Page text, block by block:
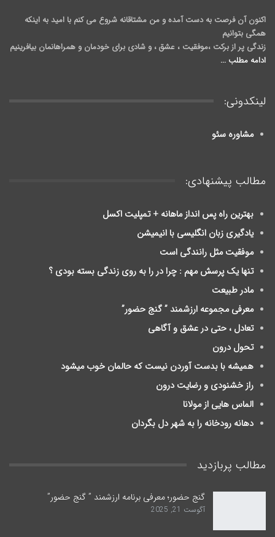
اکنون آن فرصت به دست آمده و من مشتاقانه شروع می کنم با امید به اینکه
همگی بتوانیم
زندگی پر از برکت ،موفقیت ، عشق ، و شادی برای خودمان و همراهانمان بیافرینیم
ادامه مطلب ...
لینکدونی:
مشاوره سئو
مطالب پیشنهادی:
بهترین راه پس انداز ماهانه + تمپلیت اکسل
یادگیری زبان انگلیسی با انیمیشن
موفقیت مثل رانندگی است
تنها یک پرسش مهم : چرا در را به روی زندگی بسته بودی ؟
مادر طبیعت
معرفی مجموعه ارزشمند ” گنج حضور”
تعادل ، حتی در عشق و آگاهی
تحول درون
ﻫﻤﯿﺸﻪ ﺑﺎ ﺑﺪﺳﺖ ﺁﻭﺭﺩﻥ ﻧﯿﺴﺖ ﮐﻪ ﺣﺎلمان ﺧﻮﺏ ﻣﯿﺸﻮﺩ
راز خشنودی و رضایت درون
الماس هایی از مولانا
دهانه رودخانه را به شهر دل بگردان
مطالب پربازدید
گنج حضور؛ معرفی برنامه ارزشمند ” گنج حضور”
آگوست 21, 2025